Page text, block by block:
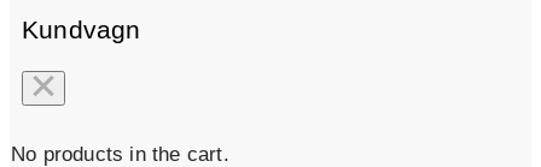
Kundvagn
No products in the cart.